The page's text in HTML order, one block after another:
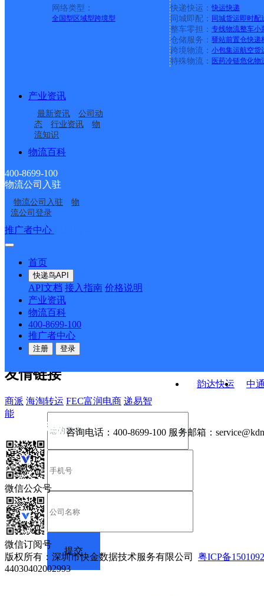
网络类型：
全国型 区域型跨境型
快递快运： 快运快递
同城即配： 同城货运即时配
整车零担： 专线物流整车小
仓储服务： 驿站前置仓快递
跨境物流： 小包集运航空货
特殊物流： 医药冷链危化物
产业资讯
最新资讯
公司动
态
行业资讯
物
流知识
物流百科
400-8699-100
物流公司入驻
物流公司入驻
物
流公司登录
推广者中心
首页
快递鸟API
API文档 接入指南 价格说明
产业资讯
物流百科
400-8699-100
推广者中心
注册 登录
镇分部
河南林州市公司河顺镇
分部
河南林州市公司临淇镇
分部
河南林州市公司桂林镇
分部
河南林州市公司采桑镇
分部
河南林州市公司横水镇
分部
林州市东姚镇合作点
韵达快运
中
接口API
API接口 DEMO下载
关于我们
公司介绍 企业动态
合作伙伴 快递鸟接口服务协议
户隐私政策
友情链接
商派 海淘转运 FEC富润电商 递易智
能
咨询电话： 400-8699-100 服务邮箱：
微信公众号
微信订阅号
版权所有：深圳市快金数据技术服务有限公司 粤ICP备
44030402002993